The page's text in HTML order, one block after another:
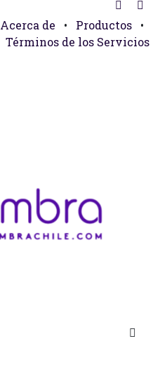
Acerca de • Productos
•
Términos de los Servicios